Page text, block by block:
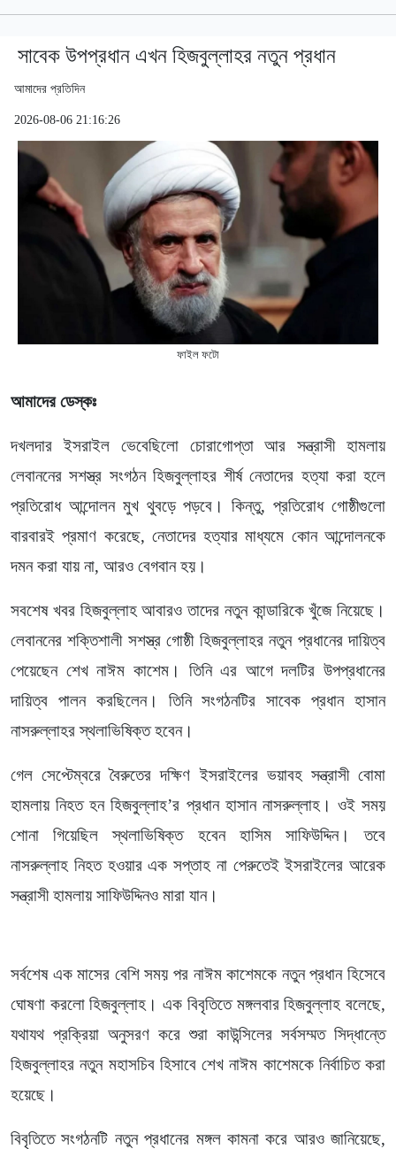
সাবেক উপপ্রধান এখন হিজবুল্লাহর নতুন প্রধান
আমাদের প্রতিদিন
2026-08-06 21:16:26
ফাইল ফটো
আমাদের ডেস্কঃ
দখলদার ইসরাইল ভেবেছিলো চোরাগোপ্তা আর সন্ত্রাসী হামলায়
লেবাননের সশস্ত্র সংগঠন হিজবুল্লাহর শীর্ষ নেতাদের হত্যা করা হলে
প্রতিরোধ আন্দোলন মুখ থুবড়ে পড়বে। কিন্তু, প্রতিরোধ গোষ্ঠীগুলো
বারবারই প্রমাণ করেছে, নেতাদের হত্যার মাধ্যমে কোন আন্দোলনকে
দমন করা যায় না, আরও বেগবান হয়।
সবশেষ খবর হিজবুল্লাহ আবারও তাদের নতুন কান্ডারিকে খুঁজে নিয়েছে।
লেবাননের শক্তিশালী সশস্ত্র গোষ্ঠী হিজবুল্লাহর নতুন প্রধানের দায়িত্ব
পেয়েছেন শেখ নাঈম কাশেম। তিনি এর আগে দলটির উপপ্রধানের
দায়িত্ব পালন করছিলেন। তিনি সংগঠনটির সাবেক প্রধান হাসান
নাসরুল্লাহর স্থলাভিষিক্ত হবেন।
গেল সেপ্টেম্বরে বৈরুতের দক্ষিণ ইসরাইলের ভয়াবহ সন্ত্রাসী বোমা
হামলায় নিহত হন হিজবুল্লাহ’র প্রধান হাসান নাসরুল্লাহ। ওই সময়
শোনা গিয়েছিল স্থলাভিষিক্ত হবেন হাসিম সাফিউদ্দিন। তবে
নাসরুল্লাহ নিহত হওয়ার এক সপ্তাহ না পেরুতেই ইসরাইলের আরেক
সন্ত্রাসী হামলায় সাফিউদ্দিনও মারা যান।
সর্বশেষ এক মাসের বেশি সময় পর নাঈম কাশেমকে নতুন প্রধান হিসেবে
ঘোষণা করলো হিজবুল্লাহ। এক বিবৃতিতে মঙ্গলবার হিজবুল্লাহ বলেছে,
যথাযথ প্রক্রিয়া অনুসরণ করে শুরা কাউন্সিলের সর্বসম্মত সিদ্ধান্তে
হিজবুল্লাহর নতুন মহাসচিব হিসাবে শেখ নাঈম কাশেমকে নির্বাচিত করা
হয়েছে।
বিবৃতিতে সংগঠনটি নতুন প্রধানের মঙ্গল কামনা করে আরও জানিয়েছে,